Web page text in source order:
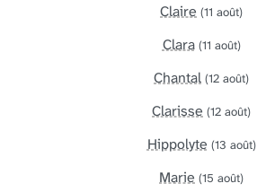
Claire (11 août)
Clara (11 août)
Chantal (12 août)
Clarisse (12 août)
Hippolyte (13 août)
Marie (15 août)